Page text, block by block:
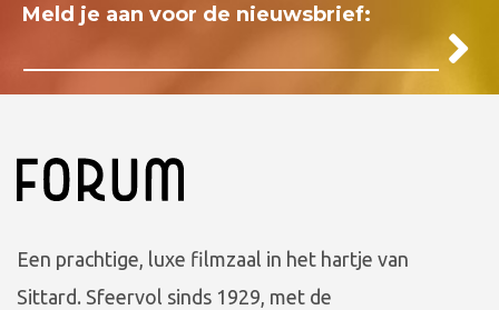
Meld je aan voor de nieuwsbrief:
Een prachtige, luxe filmzaal in het hartje van
Sittard. Sfeervol sinds 1929, met de